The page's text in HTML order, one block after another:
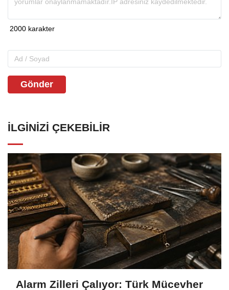
Gönder
İLGINIZI ÇEKEBILIR
Alarm Zilleri Çalıyor: Türk Mücevher